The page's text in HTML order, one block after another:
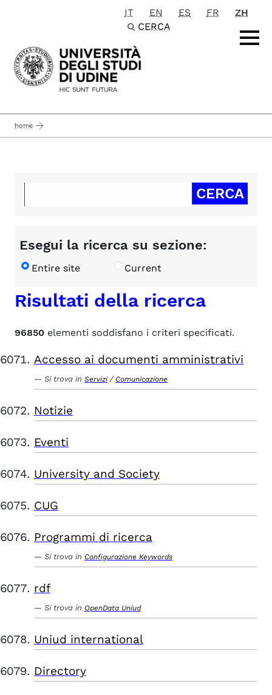
Passa al contenuto principale
IT EN ES FR
ZH
CERCA
home
Esegui la ricerca su sezione:
Entire site Current
Risultati della ricerca
96850 elementi soddisfano i criteri specificati.
Accesso ai documenti amministrativi
Si trova in Servizi / Comunicazione
Notizie
Eventi
University and Society
CUG
Programmi di ricerca
Si trova in Configurazione Keywords
rdf
Si trova in OpenData Uniud
Uniud international
Directory